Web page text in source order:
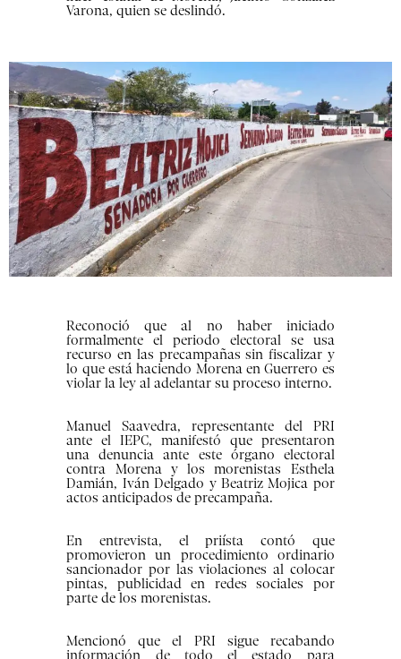
Varona, quien se deslindó.
Reconoció que al no haber iniciado
formalmente el periodo electoral se usa
recurso en las precampañas sin fiscalizar y
lo que está haciendo Morena en Guerrero es
violar la ley al adelantar su proceso interno.
Manuel Saavedra, representante del PRI
ante el IEPC, manifestó que presentaron
una denuncia ante este órgano electoral
contra Morena y los morenistas Esthela
Damián, Iván Delgado y Beatriz Mojica por
actos anticipados de precampaña.
En entrevista, el priísta contó que
promovieron un procedimiento ordinario
sancionador por las violaciones al colocar
pintas, publicidad en redes sociales por
parte de los morenistas.
Mencionó que el PRI sigue recabando